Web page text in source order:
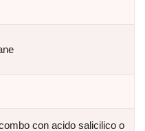
con acido salicilico o